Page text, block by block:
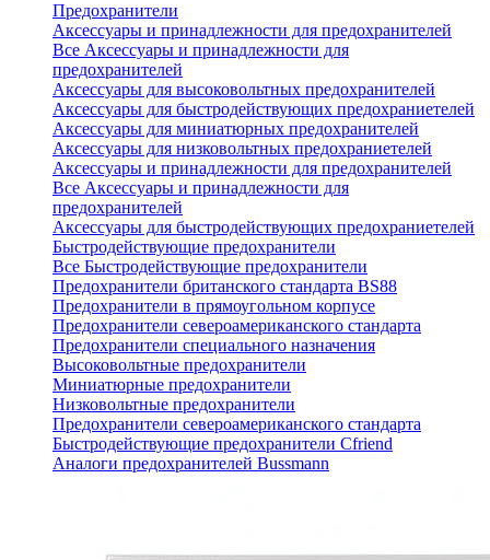
Предохранители
Аксессуары и принадлежности для предохранителей
Все Аксессуары и принадлежности для
предохранителей
Аксессуары для высоковольтных предохранителей
Аксессуары для быстродействующих предохраниетелей
Аксессуары для миниатюрных предохранителей
Аксессуары для низковольтных предохраниетелей
Аксессуары и принадлежности для предохранителей
Все Аксессуары и принадлежности для
предохранителей
Аксессуары для быстродействующих предохраниетелей
Быстродействующие предохранители
Все Быстродействующие предохранители
Предохранители британского стандарта BS88
Предохранители в прямоугольном корпусе
Предохранители североамериканского стандарта
Предохранители специального назначения
Высоковольтные предохранители
Миниатюрные предохранители
Низковольтные предохранители
Предохранители североамериканского стандарта
Быстродействующие предохранители Cfriend
Аналоги предохранителей Bussmann